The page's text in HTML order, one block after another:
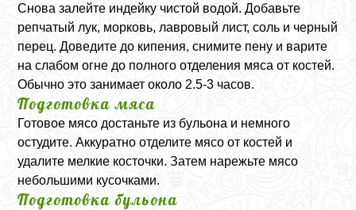
Снова залейте индейку чистой водой. Добавьте
репчатый лук, морковь, лавровый лист, соль и черный
перец. Доведите до кипения, снимите пену и варите
на слабом огне до полного отделения мяса от костей.
Обычно это занимает около 2.5-3 часов.
Подготовка мяса
Готовое мясо достаньте из бульона и немного
остудите. Аккуратно отделите мясо от костей и
удалите мелкие косточки. Затем нарежьте мясо
небольшими кусочками.
Подготовка бульона